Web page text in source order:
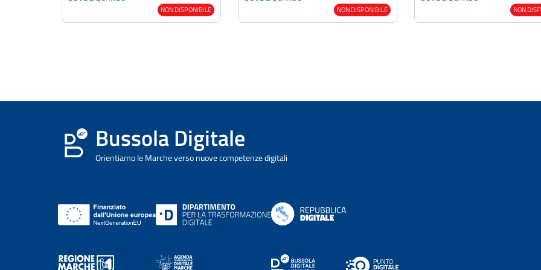
NON DISPONIBILE NON DISPONIBILE NON
Bussola Digitale
Orientiamo le Marche verso nuove competenze digitali